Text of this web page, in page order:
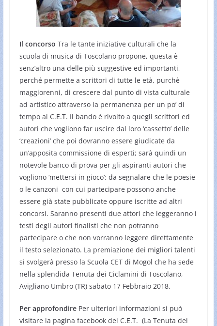
Il concorso Tra le tante iniziative culturali che la
scuola di musica di Toscolano propone, questa è
senz’altro una delle più suggestive ed importanti,
perché permette a scrittori di tutte le età, purchè
maggiorenni, di crescere dal punto di vista culturale
ad artistico attraverso la permanenza per un po’ di
tempo al C.E.T. Il bando è rivolto a quegli scrittori ed
autori che vogliono far uscire dal loro ‘cassetto’ delle
‘creazioni’ che poi dovranno essere giudicate da
un’apposita commissione di esperti; sarà quindi un
notevole banco di prova per gli aspiranti autori che
vogliono ‘mettersi in gioco’: da segnalare che le poesie
o le canzoni con cui partecipare possono anche
essere già state pubblicate oppure iscritte ad altri
concorsi. Saranno presenti due attori che leggeranno i
testi degli autori finalisti che non potranno
partecipare o che non vorranno leggere direttamente
il testo selezionato. La premiazione dei migliori talenti
si svolgerà presso la Scuola CET di Mogol che ha sede
nella splendida Tenuta dei Ciclamini di Toscolano,
Avigliano Umbro (TR) sabato 17 Febbraio 2018.
Per approfondirePer ulteriori informazioni si può
visitare la pagina facebook del C.E.T. (La Tenuta dei